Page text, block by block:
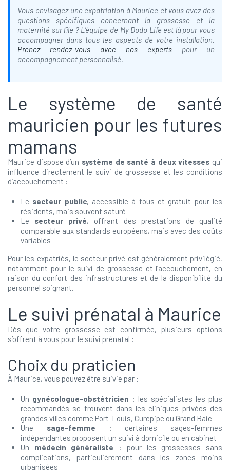
Vous envisagez une expatriation à Maurice et vous avez des
questions spécifiques concernant la grossesse et la
maternité sur l’île ? L’équipe de My Dodo Life est là pour vous
accompagner dans tous les aspects de votre installation.
Prenez rendez-vous avec nos experts pour un
accompagnement personnalisé.
Le système de santé
mauricien pour les futures
mamans
Maurice dispose d’un système de santé à deux vitesses qui
influence directement le suivi de grossesse et les conditions
d’accouchement :
Le secteur public, accessible à tous et gratuit pour les
résidents, mais souvent saturé
Le secteur privé, offrant des prestations de qualité
comparable aux standards européens, mais avec des coûts
variables
Pour les expatriés, le secteur privé est généralement privilégié,
notamment pour le suivi de grossesse et l’accouchement, en
raison du confort des infrastructures et de la disponibilité du
personnel soignant.
Le suivi prénatal à Maurice
Dès que votre grossesse est confirmée, plusieurs options
s’offrent à vous pour le suivi prénatal :
Choix du praticien
À Maurice, vous pouvez être suivie par :
Un gynécologue-obstétricien : les spécialistes les plus
recommandés se trouvent dans les cliniques privées des
grandes villes comme Port-Louis, Curepipe ou Grand Baie
Une sage-femme : certaines sages-femmes
indépendantes proposent un suivi à domicile ou en cabinet
Un médecin généraliste : pour les grossesses sans
complications, particulièrement dans les zones moins
urbanisées